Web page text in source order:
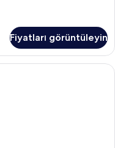
Fiyatları görüntüleyin
yatak takımı, Select Comfort